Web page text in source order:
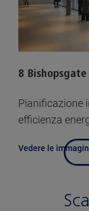
8 Bishopsgate
Pianificazione
efficienza
Vedere le